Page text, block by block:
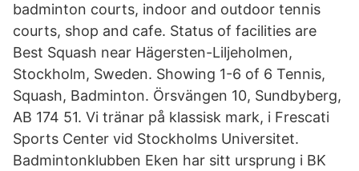
badminton courts, indoor and outdoor tennis
courts, shop and cafe. Status of facilities are
Best Squash near Hägersten-Liljeholmen,
Stockholm, Sweden. Showing 1-6 of 6 Tennis,
Squash, Badminton. Örsvängen 10, Sundbyberg,
AB 174 51. Vi tränar på klassisk mark, i Frescati
Sports Center vid Stockholms Universitet.
Badmintonklubben Eken har sitt ursprung i BK